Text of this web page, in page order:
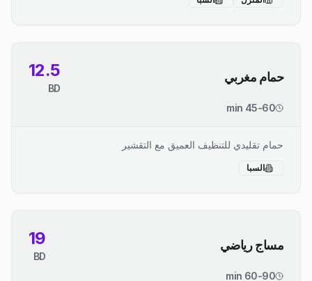
حمام مغربي 12.5
BD
45-60 min
حمام تقليدي للتنظيف العميق مع التقشير
السبا
مساج رياضي 19
BD
60-90 min